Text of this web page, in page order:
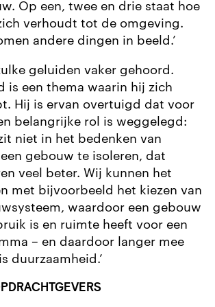
Op een, twee en drie staat hoe
verhoudt tot de omgeving.
andere dingen in beeld.’
geluiden vaker gehoord.
is een thema waarin hij zich
Hij is ervan overtuigd dat voor
belangrijke rol is weggelegd:
niet in het bedenken van
gebouw te isoleren, dat
veel beter. Wij kunnen het
met bijvoorbeeld het kiezen van
waardoor een gebouw
is en ruimte heeft voor een
– en daardoor langer mee
duurzaamheid.’